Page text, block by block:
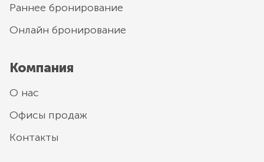
Раннее бронирование
Онлайн бронирование
Компания
О нас
Офисы продаж
Контакты